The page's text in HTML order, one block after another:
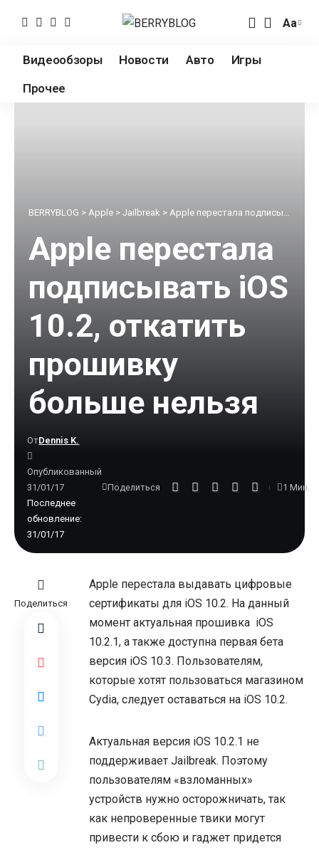
Аа
Видеообзоры Новости Авто
Игры
Прочее
BERRYBLOG > Apple > Jailbreak > Apple перестала подписывать iOS 10.2, откатить прошивку больше нельзя
Apple перестала
подписывать iOS
10.2, откатить
прошивку
больше нельзя
Последнее
обновление:
31/01/17
ОтDennis K.
Опубликованный
31/01/17
Поделиться 1 Мин.
Поделиться
Apple перестала выдавать цифровые
сертификаты для iOS 10.2. На данный
момент актуальная прошивка iOS
10.2.1, а также доступна первая бета
версия iOS 10.3. Пользователям,
которые хотят пользоваться магазином
Cydia, следует оставаться на iOS 10.2.
Актуальная версия iOS 10.2.1 не
поддерживает Jailbreak. Поэтому
пользователям «взломанных»
устройств нужно осторожничать, так
как непроверенные твики могут
привести к сбою и гаджет придется